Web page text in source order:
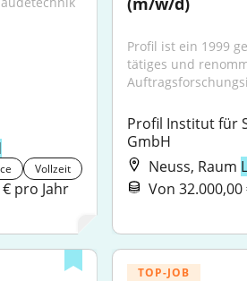
Vollzeit
pro Jahr
Profil ist ein 1999
tätiges und
Profil Institut für
GmbH
Neuss, Raum
Von
TOP-JOB